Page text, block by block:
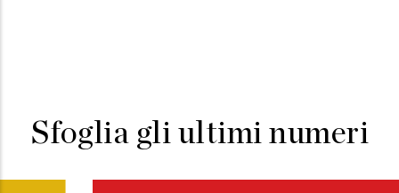
Sfoglia gli ultimi numeri